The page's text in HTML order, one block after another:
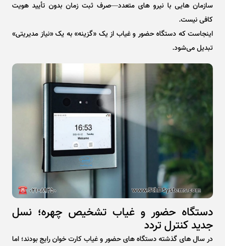
سازمان ‌هایی با نیرو های متعدد—صرف ثبت زمان بدون تأیید هویت
کافی نیست.
اینجاست که دستگاه حضور و غیاب از یک «گزینه» به یک «نیاز مدیریتی»
تبدیل می‌شود.
دستگاه حضور و غیاب تشخیص چهره؛ نسل
جدید کنترل تردد
در سال های گذشته دستگاه های حضور و غیاب کارت خوان رایج بودند؛ اما